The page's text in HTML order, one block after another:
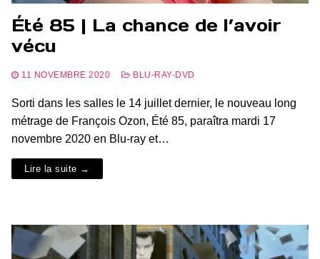
Été 85 | La chance de l’avoir
vécu
11 NOVEMBRE 2020 BLU-RAY-DVD
Sorti dans les salles le 14 juillet dernier, le nouveau long
métrage de François Ozon, Été 85, paraîtra mardi 17
novembre 2020 en Blu-ray et…
Lire la suite →